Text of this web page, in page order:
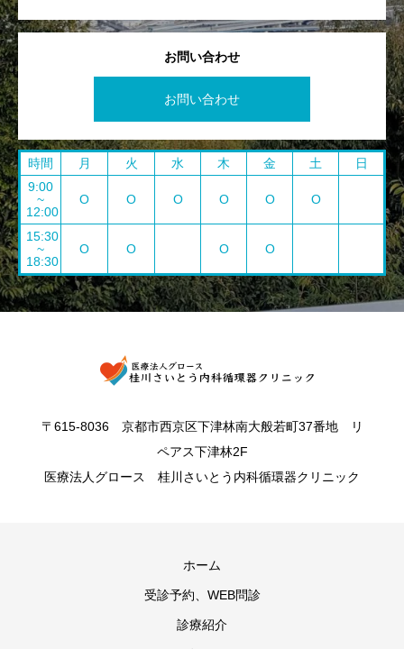
お問い合わせ
お問い合わせ
時間 月 火 水 木 金 土
日
9:00
~
12:00
O O O O O O
15:30
~
18:30
O O O O
〒615-8036 京都市西京区下津林南大般若町37番地 リ
ペアス下津林2F
医療法人グロース 桂川さいとう内科循環器クリニック
ホーム
受診予約、WEB問診
診療紹介